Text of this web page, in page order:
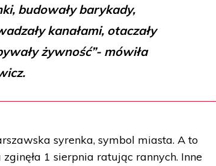
budowały barykady,
kanałami, otaczały
żywność”- mówiła
syrenka, symbol miasta. A to
zginęła 1 sierpnia ratując rannych. Inne